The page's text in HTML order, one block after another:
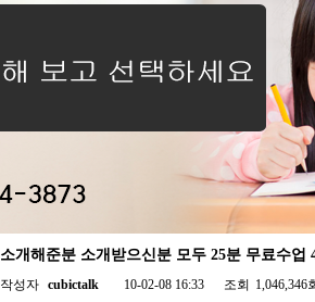
소개해준분 소개받으신분 모두 25분 무료수업
작성자 cubictalk 10-02-08 16:33 조회 1,046,346